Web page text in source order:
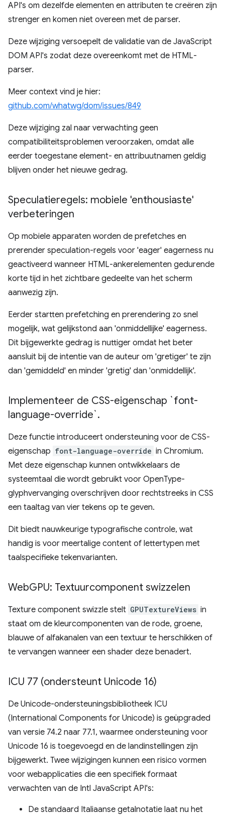
API's om dezelfde elementen en attributen te creëren zijn
strenger en komen niet overeen met de parser.
Deze wijziging versoepelt de validatie van de JavaScript
DOM API's zodat deze overeenkomt met de HTML-
parser.
Meer context vind je hier:
github.com/whatwg/dom/issues/849
Deze wijziging zal naar verwachting geen
compatibiliteitsproblemen veroorzaken, omdat alle
eerder toegestane element- en attribuutnamen geldig
blijven onder het nieuwe gedrag.
Speculatieregels: mobiele 'enthousiaste'
verbeteringen
Op mobiele apparaten worden de prefetches en
prerender speculation-regels voor 'eager' eagerness nu
geactiveerd wanneer HTML-ankerelementen gedurende
korte tijd in het zichtbare gedeelte van het scherm
aanwezig zijn.
Eerder startten prefetching en prerendering zo snel
mogelijk, wat gelijkstond aan 'onmiddellijke' eagerness.
Dit bijgewerkte gedrag is nuttiger omdat het beter
aansluit bij de intentie van de auteur om 'gretiger' te zijn
dan 'gemiddeld' en minder 'gretig' dan 'onmiddellijk'.
Implementeer de CSS-eigenschap `font-
language-override`.
Deze functie introduceert ondersteuning voor de CSS-
eigenschap font-language-override in Chromium.
Met deze eigenschap kunnen ontwikkelaars de
systeemtaal die wordt gebruikt voor OpenType-
glyphvervanging overschrijven door rechtstreeks in CSS
een taaltag van vier tekens op te geven.
Dit biedt nauwkeurige typografische controle, wat
handig is voor meertalige content of lettertypen met
taalspecifieke tekenvarianten.
WebGPU: Textuurcomponent swizzelen
Texture component swizzle stelt GPUTextureViews in
staat om de kleurcomponenten van de rode, groene,
blauwe of alfakanalen van een textuur te herschikken of
te vervangen wanneer een shader deze benadert.
ICU 77 (ondersteunt Unicode 16)
De Unicode-ondersteuningsbibliotheek ICU
(International Components for Unicode) is geüpgraded
van versie 74.2 naar 77.1, waarmee ondersteuning voor
Unicode 16 is toegevoegd en de landinstellingen zijn
bijgewerkt. Twee wijzigingen kunnen een risico vormen
voor webapplicaties die een specifiek formaat
verwachten van de Intl JavaScript API's:
De standaard Italiaanse getalnotatie laat nu het